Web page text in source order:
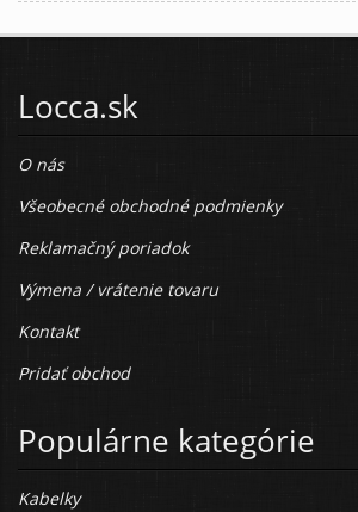
Locca.sk
O nás
Všeobecné obchodné podmienky
Reklamačný poriadok
Výmena / vrátenie tovaru
Kontakt
Pridať obchod
Populárne kategórie
Kabelky